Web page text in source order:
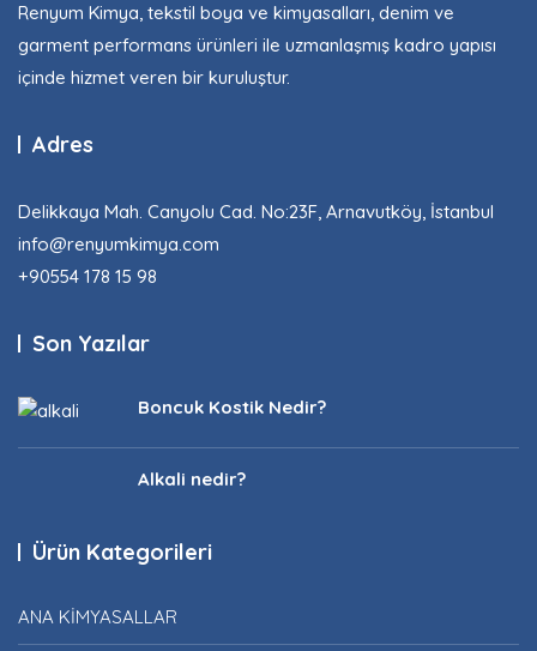
Renyum Kimya, tekstil boya ve kimyasalları, denim ve
garment performans ürünleri ile uzmanlaşmış kadro yapısı
içinde hizmet veren bir kuruluştur.
Adres
Delikkaya Mah. Canyolu Cad. No:23F, Arnavutköy, İstanbul
info@renyumkimya.com
+90554 178 15 98​
Son Yazılar
Boncuk Kostik Nedir?
Alkali nedir?
Ürün Kategorileri
ANA KİMYASALLAR